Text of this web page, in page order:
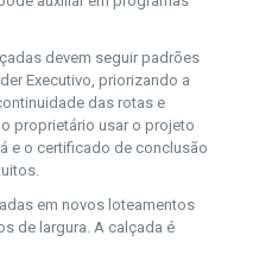
devem seguir padrões
Executivo, priorizando a
das rotas e
proprietário usar o projeto
e o certificado de conclusão
em novos loteamentos
de largura. A calçada é